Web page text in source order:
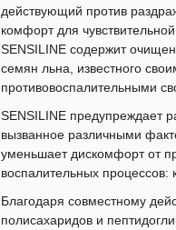
действующий против
комфорт для
SENSILINE содержит
семян льна, известного
противовоспалительными
SENSILINE предупреждает
вызванное различными
уменьшает дискомфорт от
воспалительных процессов:
Благодаря совместному
полисахаридов и